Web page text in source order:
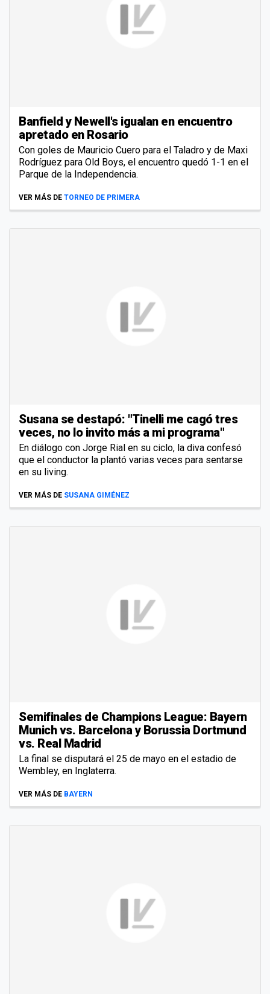
Banfield y Newell's igualan en encuentro
apretado en Rosario
Con goles de Mauricio Cuero para el Taladro y de Maxi
Rodríguez para Old Boys, el encuentro quedó 1-1 en el
Parque de la Independencia.
VER MÁS DE TORNEO DE PRIMERA
Susana se destapó: "Tinelli me cagó tres
veces, no lo invito más a mi programa"
En diálogo con Jorge Rial en su ciclo, la diva confesó
que el conductor la plantó varias veces para sentarse
en su living.
VER MÁS DE SUSANA GIMÉNEZ
Semifinales de Champions League: Bayern
Munich vs. Barcelona y Borussia Dortmund
vs. Real Madrid
La final se disputará el 25 de mayo en el estadio de
Wembley, en Inglaterra.
VER MÁS DE BAYERN